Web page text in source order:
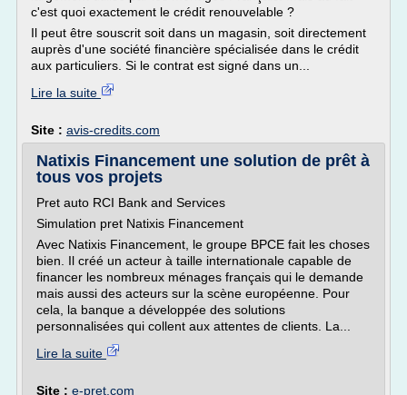
c'est quoi exactement le crédit renouvelable ?
Il peut être souscrit soit dans un magasin, soit directement
auprès d'une société financière spécialisée dans le crédit
aux particuliers. Si le contrat est signé dans un...
Lire la suite
Site : avis-credits.com
Natixis Financement une solution de prêt à
tous vos projets
Pret auto RCI Bank and Services
Simulation pret Natixis Financement
Avec Natixis Financement, le groupe BPCE fait les choses
bien. Il créé un acteur à taille internationale capable de
financer les nombreux ménages français qui le demande
mais aussi des acteurs sur la scène européenne. Pour
cela, la banque a développée des solutions
personnalisées qui collent aux attentes de clients. La...
Lire la suite
Site : e-pret.com